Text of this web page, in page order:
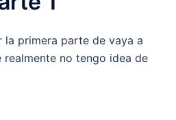
la primera parte de vaya a
realmente no tengo idea de